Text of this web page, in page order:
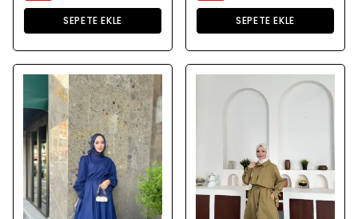
SEPETE EKLE SEPETE EKLE